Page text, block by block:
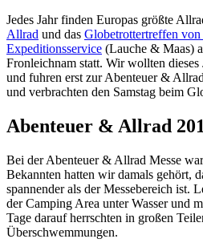
Jedes Jahr finden Europas größte
Allrad und das Globetrottertreffen
Expeditionsservice (Lauche & Maas)
Fronleichnam statt. Wir wollten dieses
und fuhren erst zur Abenteuer &
und verbrachten den Samstag beim
Abenteuer & Allrad
Bei der Abenteuer & Allrad Messe
Bekannten hatten wir damals gehört,
spannender als der Messebereich ist.
der Camping Area unter Wasser und
Tage darauf herrschten in großen
Überschwemmungen.